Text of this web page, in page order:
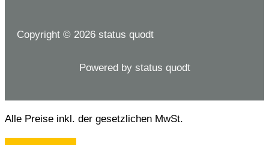
Copyright © 2026 status quodt
Powered by status quodt
Alle Preise inkl. der gesetzlichen MwSt.